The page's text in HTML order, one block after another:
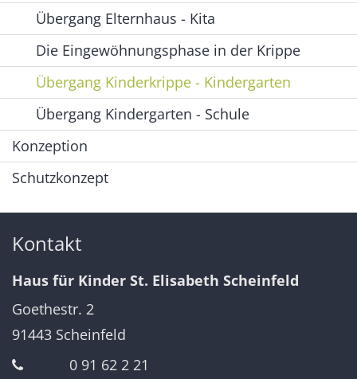
Übergang Elternhaus - Kita
Die Eingewöhnungsphase in der Krippe
Übergang Kinderkrippe - Kindergarten
Übergang Kindergarten - Schule
Konzeption
Schutzkonzept
Kontakt
Haus für Kinder St. Elisabeth Scheinfeld
Goethestr. 2
91443 Scheinfeld
0 91 62 2 21